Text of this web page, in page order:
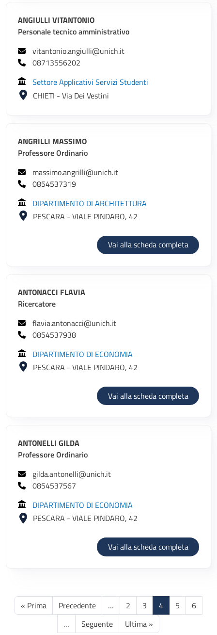
ANGIULLI VITANTONIO
Personale tecnico amministrativo
vitantonio.angiulli@unich.it
08713556202
Settore Applicativi Servizi Studenti
CHIETI - Via Dei Vestini
ANGRILLI MASSIMO
Professore Ordinario
massimo.angrilli@unich.it
0854537319
DIPARTIMENTO DI ARCHITETTURA
PESCARA - VIALE PINDARO, 42
Vai alla scheda completadi
ANTONACCI FLAVIA
Ricercatore
flavia.antonacci@unich.it
0854537938
DIPARTIMENTO DI ECONOMIA
PESCARA - VIALE PINDARO, 42
Vai alla scheda completadi
ANTONELLI GILDA
Professore Ordinario
gilda.antonelli@unich.it
0854537567
DIPARTIMENTO DI ECONOMIA
PESCARA - VIALE PINDARO, 42
Vai alla scheda completadi
Paginazione
« PrimaPrima pagina
PrecedentePagina precedente
… 2 3 4 5
6
…
SeguentePagina successiva
Ultima »